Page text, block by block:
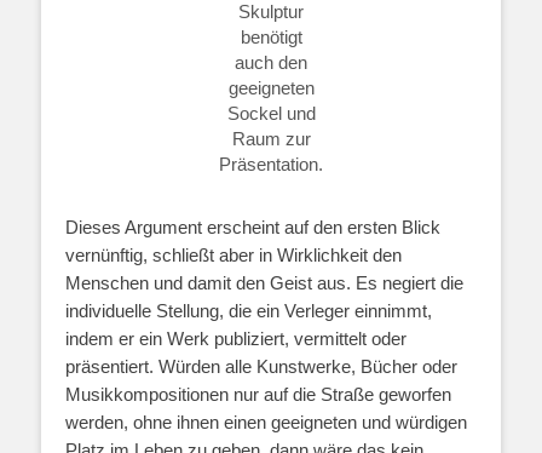
Skulptur
benötigt
auch den
geeigneten
Sockel und
Raum zur
Präsentation.
Dieses Argument erscheint auf den ersten Blick
vernünftig, schließt aber in Wirklichkeit den
Menschen und damit den Geist aus. Es negiert die
individuelle Stellung, die ein Verleger einnimmt,
indem er ein Werk publiziert, vermittelt oder
präsentiert. Würden alle Kunstwerke, Bücher oder
Musikkompositionen nur auf die Straße geworfen
werden, ohne ihnen einen geeigneten und würdigen